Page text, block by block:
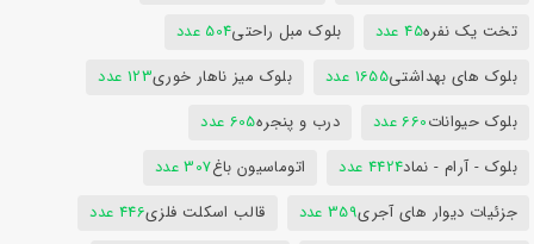
تخت یک نفره45 عدد بلوک مبل راحتی504 عدد
بلوک های بهداشتی1655 عدد بلوک میز ناهار خوری123 عدد
بلوک حیوانات660 عدد درب و پنجره605 عدد
بلوک - آرام - نماد4424 عدد اتوماسیون باغ307 عدد
جزئیات دیوار های آجری359 عدد قالب اسکلت فلزی446 عدد